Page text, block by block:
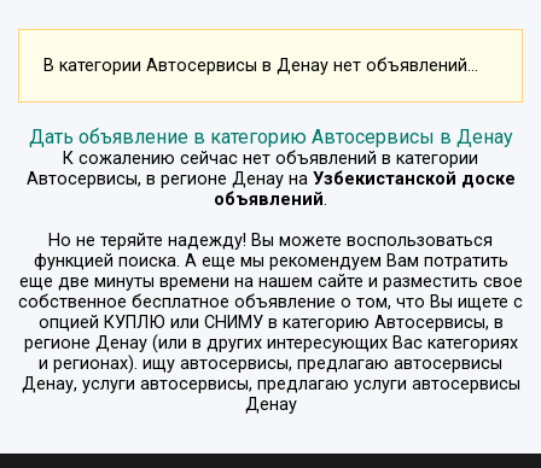
В категории Автосервисы в Денау нет объявлений...
Дать объявление в категорию Автосервисы в Денау
К сожалению сейчас нет объявлений в категории
Автосервисы, в регионе Денауна Узбекистанской доске
объявлений.
Но не теряйте надежду! Вы можете воспользоваться
функцией поиска. А еще мы рекомендуем Вам потратить
еще две минуты времени на нашем сайте и разместить свое
собственное бесплатное объявление о том, что Вы ищете с
опцией КУПЛЮ или СНИМУв категорию Автосервисы, в
регионе Денау(или в других интересующих Вас категориях
и регионах). ищу автосервисы, предлагаю автосервисы
Денау, услуги автосервисы, предлагаю услуги автосервисы
Денау